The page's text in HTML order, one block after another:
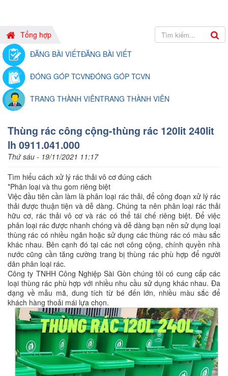
Tổng hợp
ĐĂNG BÀI VIẾTĐĂNG BÀI VIẾT
ĐÓNG GÓP TCVNĐÓNG GÓP TCVN
TRANG THÀNH VIÊNTRANG THÀNH VIÊN
Thùng rác công cộng-thùng rác 120lit 240lit
lh 0911.041.000
Thứ sáu - 19/11/2021 11:17
Tìm hiểu cách xử lý rác thải vô cơ đúng cách
*Phân loại và thu gom riêng biệt
Việc đầu tiên cần làm là phân loại rác thải, để công đoạn xử lý rác
thải được thuận tiện và dễ dàng. Chúng ta nên phân loại rác thải
hữu cơ, rác thải vô cơ và rác có thể tái chế riêng biệt. Để việc
phân loại rác được nhanh chóng và dễ dàng bạn nên sử dụng loại
thùng rác có nhiều ngăn hoặc sử dụng các thùng rác có màu sắc
khác nhau. Bên cạnh đó tại các nơi công cộng, chính quyền nhà
nước cũng cần tăng cường trang bị thùng rác phù hợp để người
dân phân loại rác.
Công ty TNHH Công Nghiệp Sài Gòn chúng tôi có cung cấp các
loại thùng rác phù hợp với nhiều nhu cầu sử dụng khác nhau. Đa
dạng về mẫu mã, dung tích từ bé đến lớn, nhiều màu sắc để
khách hàng thoải mái lựa chọn.